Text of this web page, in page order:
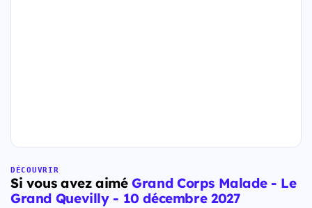
DÉCOUVRIR
Si vous avez aiméGrand Corps Malade - Le
Grand Quevilly - 10 décembre 2027